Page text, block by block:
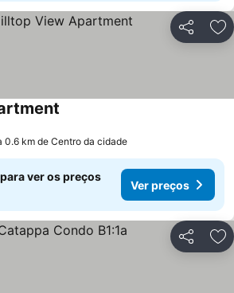
Partilhar
0.6 km de Centro da cidade
ver os preços
Ver preços
Partilhar